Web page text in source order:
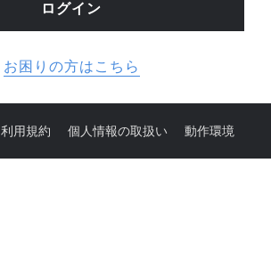
お困りの方はこちら
利用規約 個人情報の取扱い 動作環境